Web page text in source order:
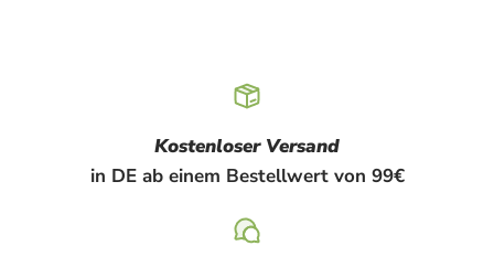
Kostenloser Versand
in DE ab einem Bestellwert von 99€